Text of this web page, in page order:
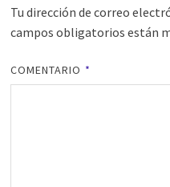
Tu dirección de correo
campos obligatorios están
COMENTARIO *